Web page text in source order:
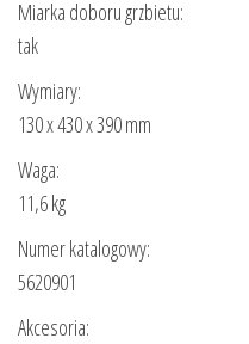
Miarka doboru grzbietu:
tak
Wymiary:
130 x 430 x 390 mm
Waga:
11,6 kg
Numer katalogowy:
5620901
Akcesoria: